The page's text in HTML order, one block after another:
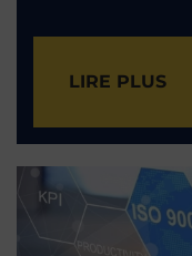
LIRE PLUS